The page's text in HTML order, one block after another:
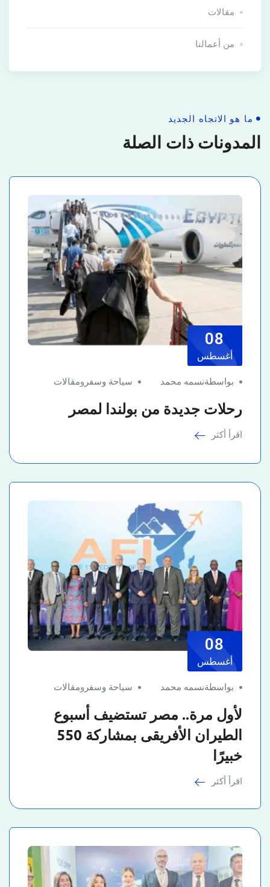
مقالات
من أعمالنا
ما هو الاتجاه الجديد
المدونات ذات الصلة
08
أغسطس
بواسطةنسمه محمد سياحة وسفر ومقالات
رحلات جديدة من بولندا لمصر
اقرأ أكثر
08
أغسطس
بواسطةنسمه محمد سياحة وسفر ومقالات
لأول مرة.. مصر تستضيف أسبوع
الطيران الأفريقى بمشاركة 550
خبيرًا
اقرأ أكثر